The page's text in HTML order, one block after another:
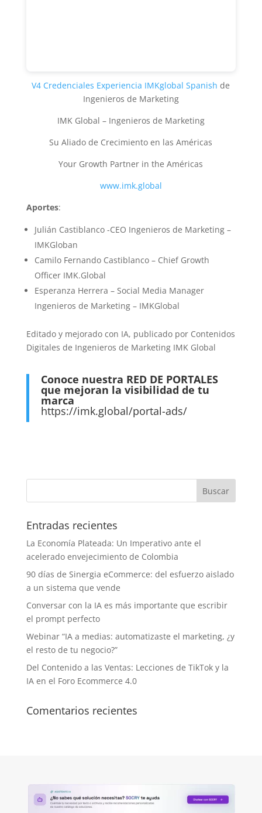
V4 Credenciales Experiencia IMKglobal Spanish de
Ingenieros de Marketing
IMK Global – Ingenieros de Marketing
Su Aliado de Crecimiento en las Américas
Your Growth Partner in the Américas
www.imk.global
Aportes:
Julián Castiblanco -CEO Ingenieros de Marketing –
IMKGloban
Camilo Fernando Castiblanco – Chief Growth
Officer IMK.Global
Esperanza Herrera – Social Media Manager
Ingenieros de Marketing – IMKGlobal
Editado y mejorado con IA, publicado por Contenidos
Digitales de Ingenieros de Marketing IMK Global
Conoce nuestra RED DE PORTALES
que mejoran la visibilidad de tu
marca
https://imk.global/portal-ads/
Entradas recientes
La Economía Plateada: Un Imperativo ante el
acelerado envejecimiento de Colombia
90 días de Sinergia eCommerce: del esfuerzo aislado
a un sistema que vende
Conversar con la IA es más importante que escribir
el prompt perfecto
Webinar “IA a medias: automatizaste el marketing, ¿y
el resto de tu negocio?”
Del Contenido a las Ventas: Lecciones de TikTok y la
IA en el Foro Ecommerce 4.0
Comentarios recientes